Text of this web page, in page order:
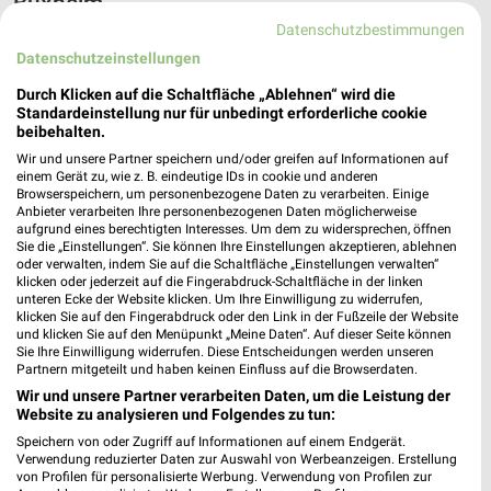
JYSK
7,9 km
Spare bis zu 70%
Gültig bis Sa. 15.08.
XXXLutz
Wohnen Spezial
Gültig bis Fr. 14.08.
Datenschutzbestimmungen
Datenschutzeinstellungen
Durch Klicken auf die Schaltfläche „Ablehnen“ wird die
Standardeinstellung nur für unbedingt erforderliche cookie
beibehalten.
Wir und unsere Partner speichern und/oder greifen auf Informationen auf
einem Gerät zu, wie z. B. eindeutige IDs in cookie und anderen
Browserspeichern, um personenbezogene Daten zu verarbeiten. Einige
Anbieter verarbeiten Ihre personenbezogenen Daten möglicherweise
aufgrund eines berechtigten Interesses. Um dem zu widersprechen, öffnen
Sie die „Einstellungen“. Sie können Ihre Einstellungen akzeptieren, ablehnen
oder verwalten, indem Sie auf die Schaltfläche „Einstellungen verwalten“
klicken oder jederzeit auf die Fingerabdruck-Schaltfläche in der linken
unteren Ecke der Website klicken. Um Ihre Einwilligung zu widerrufen,
klicken Sie auf den Fingerabdruck oder den Link in der Fußzeile der Website
und klicken Sie auf den Menüpunkt „Meine Daten“. Auf dieser Seite können
Sie Ihre Einwilligung widerrufen. Diese Entscheidungen werden unseren
Partnern mitgeteilt und haben keinen Einfluss auf die Browserdaten.
Wir und unsere Partner verarbeiten Daten, um die Leistung der
Website zu analysieren und Folgendes zu tun:
Speichern von oder Zugriff auf Informationen auf einem Endgerät.
Verwendung reduzierter Daten zur Auswahl von Werbeanzeigen. Erstellung
von Profilen für personalisierte Werbung. Verwendung von Profilen zur